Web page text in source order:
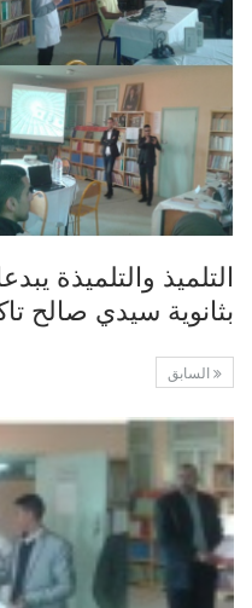
التلميذ والتلميذة
بثانوية سيدي صالح
السابق